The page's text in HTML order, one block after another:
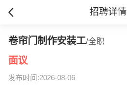
招聘详情
卷帘门制作安装工/全职
面议
发布时间:2026-08-06